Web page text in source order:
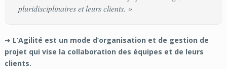
pluridisciplinaires et leurs clients. »
➜ L’Agilité est un mode d’organisation et de gestion de
projet qui vise la collaboration des équipes et de leurs
clients.